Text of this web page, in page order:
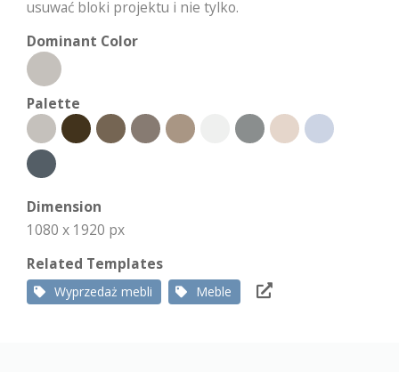
usuwać bloki projektu i nie tylko.
Dominant Color
Palette
Dimension
1080 x 1920 px
Related Templates
Wyprzedaż mebli Meble